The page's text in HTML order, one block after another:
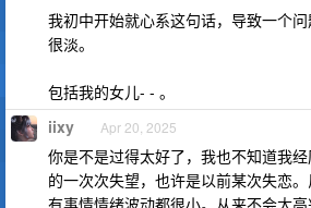
我初中开始就心系这句话，导致一个
很淡。
包括我的女儿- - 。
iixy Apr 20, 2025
你是不是过得太好了，我也不知道我
的一次次失望，也许是以前某次失恋
有事情情绪波动都很小。从来不会太